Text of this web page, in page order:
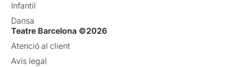
Infantil
Dansa
Teatre Barcelona ©2026
Atenció al client
Avís legal